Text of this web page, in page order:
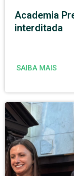
Academia
interditada
SAIBA MAIS